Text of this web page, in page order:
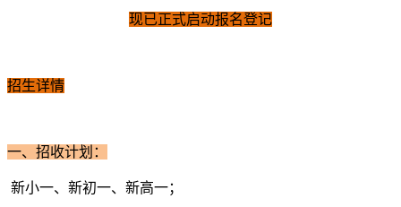
现已正式启动报名登记
招生详情
一、招收计划：
新小一、新初一、新高一；